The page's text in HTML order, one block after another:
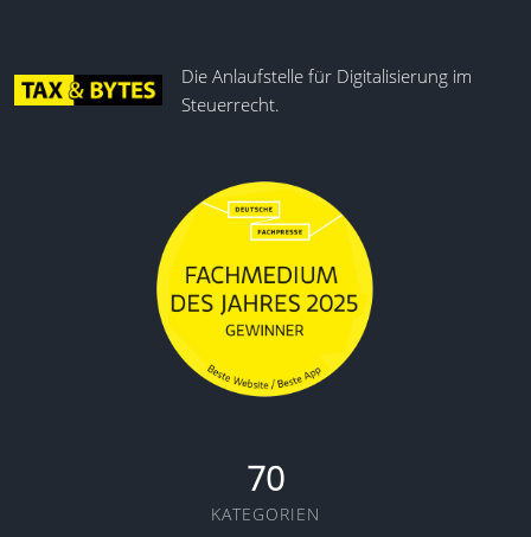
Die Anlaufstelle für Digitalisierung im
Steuerrecht.
70
KATEGORIEN